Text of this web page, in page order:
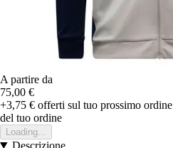
A partire da
75,00 €
+3,75 € offerti sul tuo prossimo ordine
del tuo ordine
Loading...
Descrizione